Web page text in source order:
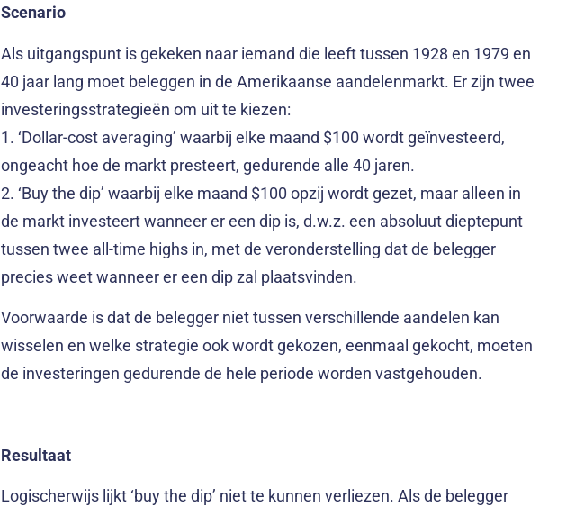
Scenario
Als uitgangspunt is gekeken naar iemand die leeft tussen 1928 en 1979 en
40 jaar lang moet beleggen in de Amerikaanse aandelenmarkt. Er zijn twee
investeringsstrategieën om uit te kiezen:
1. ‘Dollar-cost averaging’ waarbij elke maand $100 wordt geïnvesteerd,
ongeacht hoe de markt presteert, gedurende alle 40 jaren.
2. ‘Buy the dip’ waarbij elke maand $100 opzij wordt gezet, maar alleen in
de markt investeert wanneer er een dip is, d.w.z. een absoluut dieptepunt
tussen twee all-time highs in, met de veronderstelling dat de belegger
precies weet wanneer er een dip zal plaatsvinden.
Voorwaarde is dat de belegger niet tussen verschillende aandelen kan
wisselen en welke strategie ook wordt gekozen, eenmaal gekocht, moeten
de investeringen gedurende de hele periode worden vastgehouden.
Resultaat
Logischerwijs lijkt ‘buy the dip’ niet te kunnen verliezen. Als de belegger